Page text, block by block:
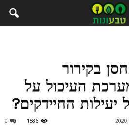
בקירור
העיכול על
החיידקים?
0 1586